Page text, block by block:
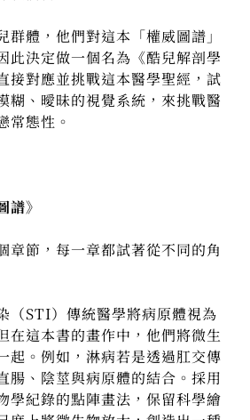
群體，他們對這本「權威圖譜」
此決定做一個名為《酷兒解剖學
接對應並挑戰這本醫學聖經，試
糊、曖昧的視覺系統，來挑戰醫
常態性。
譜》
章節，每一章都試著從不同的角
（STI）傳統醫學將病原體視為
在這本書的畫作中，他們將微生
起。例如，淋病若是透過肛交傳
腸、陰莖與病原體的結合。採用
學紀錄的點陣畫法，保留科學繪